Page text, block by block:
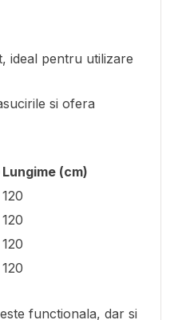
ideal pentru utilizare
si ofera
Lungime (cm)
120
120
120
120
functionala, dar si